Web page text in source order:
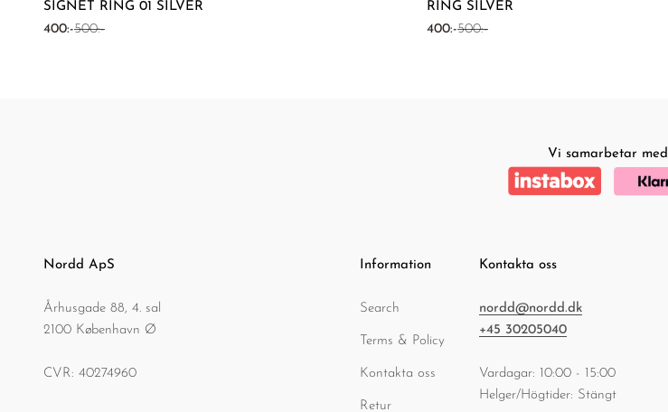
SIGNET RING 01 SILVER
REA-pris
400:-Pris
500:-
RING SILVER
REA-pris
400:-Pris
500:-
Vi samarbetar med
Nordd ApS
Århusgade 88, 4. sal
2100 København Ø
CVR: 40274960
Information
Search
Terms & Policy
Kontakta oss
Retur
Kontakta oss
nordd@nordd.dk
+45 30205040
Vardagar: 10:00 - 15:00
Helger/Högtider: Stängt